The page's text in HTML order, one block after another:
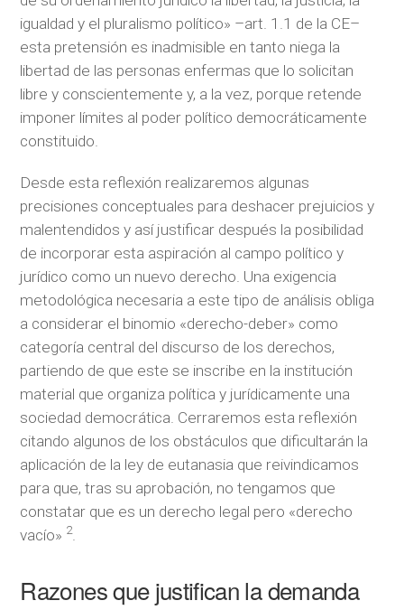
igualdad y el pluralismo político» –art. 1.1 de la CE–
esta pretensión es inadmisible en tanto niega la
libertad de las personas enfermas que lo solicitan
libre y conscientemente y, a la vez, porque retende
imponer límites al poder político democráticamente
constituido.
Desde esta reflexión realizaremos algunas
precisiones conceptuales para deshacer prejuicios y
malentendidos y así justificar después la posibilidad
de incorporar esta aspiración al campo político y
jurídico como un nuevo derecho. Una exigencia
metodológica necesaria a este tipo de análisis obliga
a considerar el binomio «derecho-deber» como
categoría central del discurso de los derechos,
partiendo de que este se inscribe en la institución
material que organiza política y jurídicamente una
sociedad democrática. Cerraremos esta reflexión
citando algunos de los obstáculos que dificultarán la
aplicación de la ley de eutanasia que reivindicamos
para que, tras su aprobación, no tengamos que
constatar que es un derecho legal pero «derecho
vacío» 2.
Razones que justifican la demanda